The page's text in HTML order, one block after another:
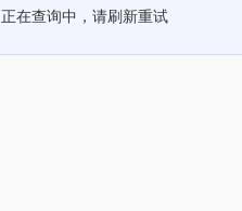
正在查询中，请刷新重试